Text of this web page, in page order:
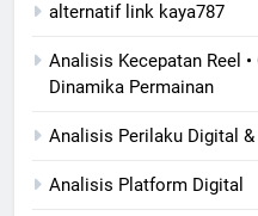
alternatif link kaya787
Analisis Kecepatan Reel
Dinamika Permainan
Analisis Perilaku Digital
Analisis Platform Digital